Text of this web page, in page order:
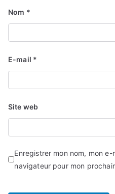
Nom *
E-mail *
Site web
Enregistrer mon nom, mon
navigateur pour mon